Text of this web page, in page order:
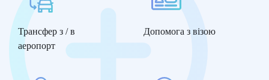
Трансфер з / в
аеропорт
Допомога з візою